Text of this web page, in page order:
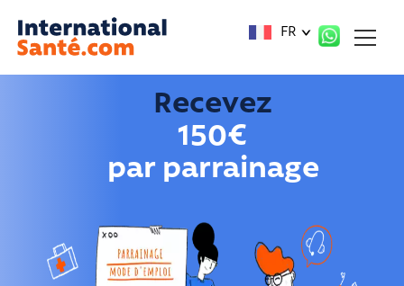
FR
Recevez
150€
par parrainage